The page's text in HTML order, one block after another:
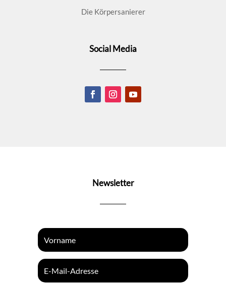
Die Körpersanierer
Social Media
Newsletter